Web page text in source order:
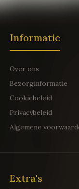
Informatie
Over ons
Bezorginformatie
Cookiebeleid
Privacybeleid
Algemene
Extra's